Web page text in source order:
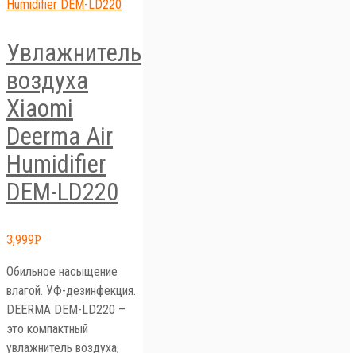
Увлажнитель
воздуха
Xiaomi
Deerma Air
Humidifier
DEM-LD220
3,999Р
Обильное насыщение
влагой. УФ-дезинфекция.
DEERMA DEM-LD220 –
это компактный
увлажнитель воздуха,